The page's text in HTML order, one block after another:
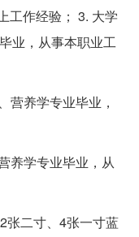
工作经验； 3. 大学
业，从事本职业工
营养学专业毕业，
养学专业毕业，从
张二寸、4张一寸蓝